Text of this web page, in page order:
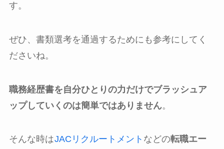
す。
ぜひ、書類選考を通過するためにも参考にしてく
ださいね。
職務経歴書を自分ひとりの力だけでブラッシュア
ップしていくのは簡単ではありません。
そんな時はJACリクルートメント などの転職エー